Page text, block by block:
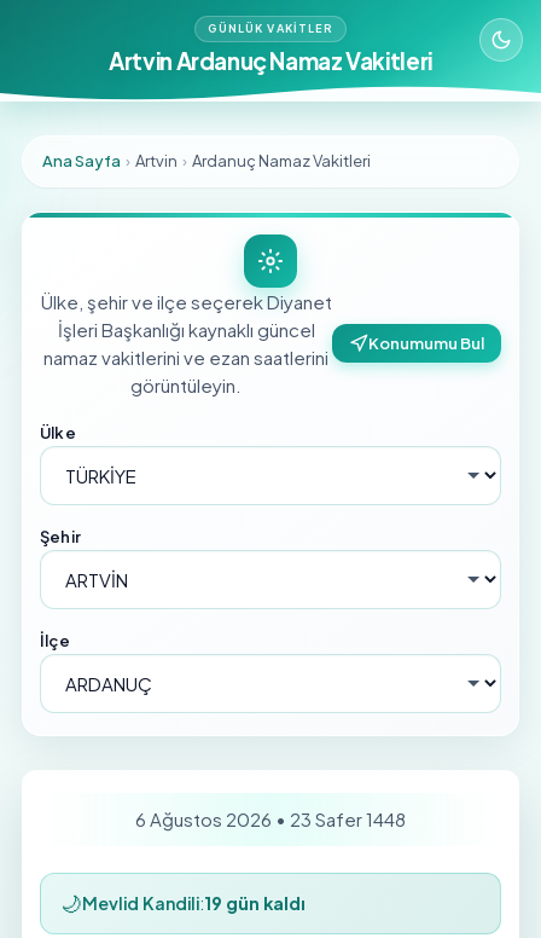
GÜNLÜK VAKITLER
Artvin Ardanuç Namaz Vakitleri
Ana Sayfa › Artvin › Ardanuç Namaz Vakitleri
Ülke, şehir ve ilçe seçerek Diyanet
İşleri Başkanlığı kaynaklı güncel
namaz vakitlerini ve ezan saatlerini
görüntüleyin.
Konumumu Bul
Ülke
Şehir
İlçe
6 Ağustos 2026 • 23 Safer 1448
🌙Mevlid Kandili:19 gün kaldı